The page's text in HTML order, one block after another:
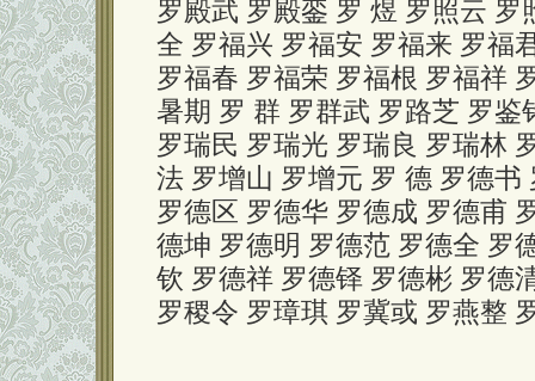
罗殿武 罗殿銮 罗 煜 罗照云
全 罗福兴 罗福安 罗福来 罗福
罗福春 罗福荣 罗福根 罗福祥
暑期 罗 群 罗群武 罗路芝 罗
罗瑞民 罗瑞光 罗瑞良 罗瑞林
法 罗增山 罗增元 罗 德 罗德
罗德区 罗德华 罗德成 罗德甫
德坤 罗德明 罗德范 罗德全 罗
钦 罗德祥 罗德铎 罗德彬 罗德
罗稷令 罗璋琪 罗冀或 罗燕整